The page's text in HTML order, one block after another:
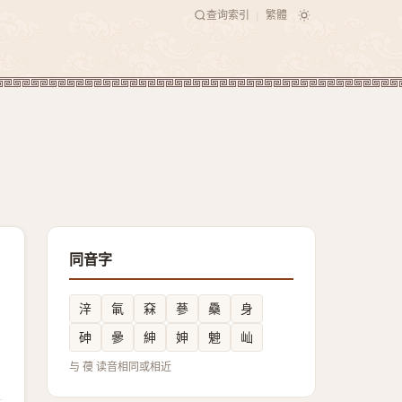
查询索引 繁體
同音字
㳯 氠 㚞 蔘 䯂
身
砷
曑 紳 妽 䰠 屾
与 葠 读音相同或相近